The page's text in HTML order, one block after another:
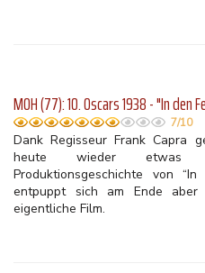
MOH (77): 10. Oscars 1938 - "In den
7/10
Dank Regisseur Frank Capra
heute wieder etwas
Produktionsgeschichte von
entpuppt sich am Ende
eigentliche Film.